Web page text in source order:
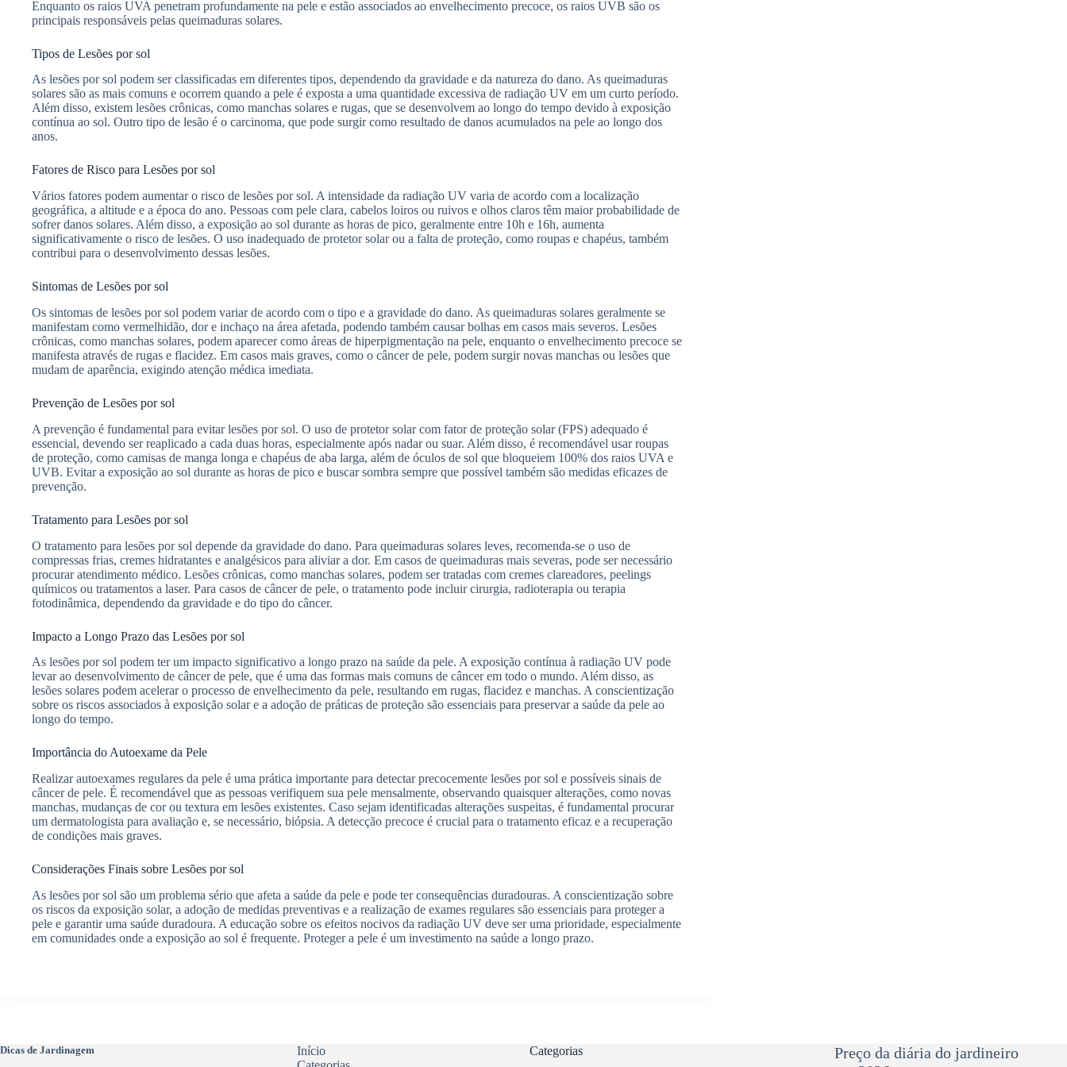
Enquanto os raios UVA penetram profundamente na pele e estão associados ao envelhecimento precoce, os raios UVB são os
principais responsáveis pelas queimaduras solares.
Tipos de Lesões por sol
As lesões por sol podem ser classificadas em diferentes tipos, dependendo da gravidade e da natureza do dano. As queimaduras
solares são as mais comuns e ocorrem quando a pele é exposta a uma quantidade excessiva de radiação UV em um curto período.
Além disso, existem lesões crônicas, como manchas solares e rugas, que se desenvolvem ao longo do tempo devido à exposição
contínua ao sol. Outro tipo de lesão é o carcinoma, que pode surgir como resultado de danos acumulados na pele ao longo dos
anos.
Fatores de Risco para Lesões por sol
Vários fatores podem aumentar o risco de lesões por sol. A intensidade da radiação UV varia de acordo com a localização
geográfica, a altitude e a época do ano. Pessoas com pele clara, cabelos loiros ou ruivos e olhos claros têm maior probabilidade de
sofrer danos solares. Além disso, a exposição ao sol durante as horas de pico, geralmente entre 10h e 16h, aumenta
significativamente o risco de lesões. O uso inadequado de protetor solar ou a falta de proteção, como roupas e chapéus, também
contribui para o desenvolvimento dessas lesões.
Sintomas de Lesões por sol
Os sintomas de lesões por sol podem variar de acordo com o tipo e a gravidade do dano. As queimaduras solares geralmente se
manifestam como vermelhidão, dor e inchaço na área afetada, podendo também causar bolhas em casos mais severos. Lesões
crônicas, como manchas solares, podem aparecer como áreas de hiperpigmentação na pele, enquanto o envelhecimento precoce se
manifesta através de rugas e flacidez. Em casos mais graves, como o câncer de pele, podem surgir novas manchas ou lesões que
mudam de aparência, exigindo atenção médica imediata.
Prevenção de Lesões por sol
A prevenção é fundamental para evitar lesões por sol. O uso de protetor solar com fator de proteção solar (FPS) adequado é
essencial, devendo ser reaplicado a cada duas horas, especialmente após nadar ou suar. Além disso, é recomendável usar roupas
de proteção, como camisas de manga longa e chapéus de aba larga, além de óculos de sol que bloqueiem 100% dos raios UVA e
UVB. Evitar a exposição ao sol durante as horas de pico e buscar sombra sempre que possível também são medidas eficazes de
prevenção.
Tratamento para Lesões por sol
O tratamento para lesões por sol depende da gravidade do dano. Para queimaduras solares leves, recomenda-se o uso de
compressas frias, cremes hidratantes e analgésicos para aliviar a dor. Em casos de queimaduras mais severas, pode ser necessário
procurar atendimento médico. Lesões crônicas, como manchas solares, podem ser tratadas com cremes clareadores, peelings
químicos ou tratamentos a laser. Para casos de câncer de pele, o tratamento pode incluir cirurgia, radioterapia ou terapia
fotodinâmica, dependendo da gravidade e do tipo do câncer.
Impacto a Longo Prazo das Lesões por sol
As lesões por sol podem ter um impacto significativo a longo prazo na saúde da pele. A exposição contínua à radiação UV pode
levar ao desenvolvimento de câncer de pele, que é uma das formas mais comuns de câncer em todo o mundo. Além disso, as
lesões solares podem acelerar o processo de envelhecimento da pele, resultando em rugas, flacidez e manchas. A conscientização
sobre os riscos associados à exposição solar e a adoção de práticas de proteção são essenciais para preservar a saúde da pele ao
longo do tempo.
Importância do Autoexame da Pele
Realizar autoexames regulares da pele é uma prática importante para detectar precocemente lesões por sol e possíveis sinais de
câncer de pele. É recomendável que as pessoas verifiquem sua pele mensalmente, observando quaisquer alterações, como novas
manchas, mudanças de cor ou textura em lesões existentes. Caso sejam identificadas alterações suspeitas, é fundamental procurar
um dermatologista para avaliação e, se necessário, biópsia. A detecção precoce é crucial para o tratamento eficaz e a recuperação
de condições mais graves.
Considerações Finais sobre Lesões por sol
As lesões por sol são um problema sério que afeta a saúde da pele e pode ter consequências duradouras. A conscientização sobre
os riscos da exposição solar, a adoção de medidas preventivas e a realização de exames regulares são essenciais para proteger a
pele e garantir uma saúde duradoura. A educação sobre os efeitos nocivos da radiação UV deve ser uma prioridade, especialmente
em comunidades onde a exposição ao sol é frequente. Proteger a pele é um investimento na saúde a longo prazo.
Dicas de Jardinagem
Início
Categorias
Preço da diária do jardineiro